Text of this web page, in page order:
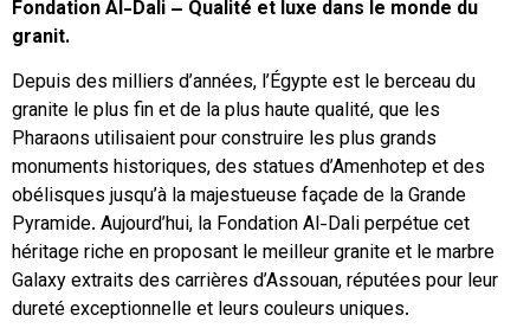
Fondation Al-Dali – Qualité et luxe dans le monde du
granit.
Depuis des milliers d’années, l’Égypte est le berceau du
granite le plus fin et de la plus haute qualité, que les
Pharaons utilisaient pour construire les plus grands
monuments historiques, des statues d’Amenhotep et des
obélisques jusqu’à la majestueuse façade de la Grande
Pyramide. Aujourd’hui, la Fondation Al-Dali perpétue cet
héritage riche en proposant le meilleur granite et le marbre
Galaxy extraits des carrières d’Assouan, réputées pour leur
dureté exceptionnelle et leurs couleurs uniques.